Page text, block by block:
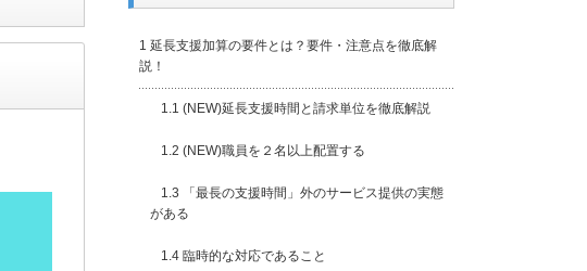
1 延長支援加算の要件とは？要件・注意点を徹底解
説！
1.1 (NEW)延長支援時間と請求単位を徹底解説
1.2 (NEW)職員を２名以上配置する
1.3 「最長の支援時間」外のサービス提供の実態
がある
1.4 臨時的な対応であること